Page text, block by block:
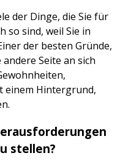
der Dinge, die Sie für
so sind, weil Sie in
der besten Gründe,
Seite an sich
einem Hintergrund,
stellen?